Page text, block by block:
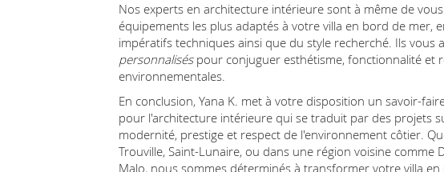
Nos experts en architecture intérieure sont à même de
équipements les plus adaptés à votre villa en bord de mer,
impératifs techniques ainsi que du style recherché. Ils vous
personnaliséspour conjuguer esthétisme, fonctionnalité et
environnementales.
En conclusion, Yana K. met à votre disposition un savoir-
pour l'architecture intérieure qui se traduit par des projets
modernité, prestige et respect de l'environnement côtier.
Trouville, Saint-Lunaire, ou dans une région voisine comme
Malo, nous sommes déterminés à transformer votre villa